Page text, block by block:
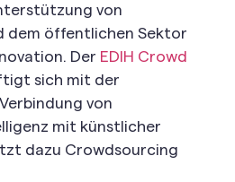
von
dem öffentlichen Sektor
Der EDIH Crowd
sich mit der
von
mit künstlicher
dazu Crowdsourcing